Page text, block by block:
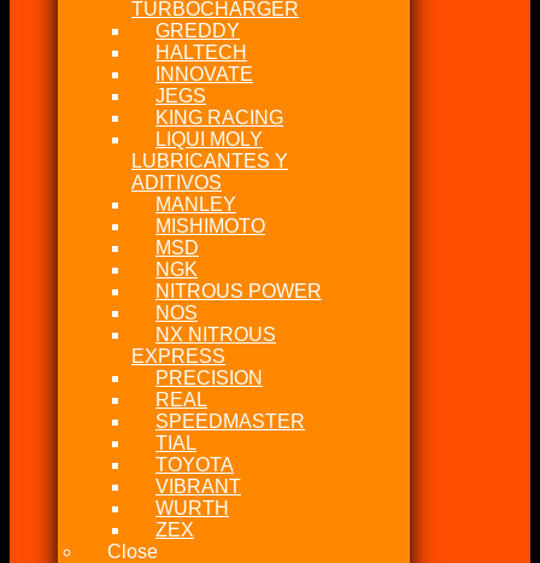
TURBOCHARGER
GREDDY
HALTECH
INNOVATE
JEGS
KING RACING
LIQUI MOLY
LUBRICANTES Y
ADITIVOS
MANLEY
MISHIMOTO
MSD
NGK
NITROUS POWER
NOS
NX NITROUS
EXPRESS
PRECISION
REAL
SPEEDMASTER
TIAL
TOYOTA
VIBRANT
WURTH
ZEX
Close